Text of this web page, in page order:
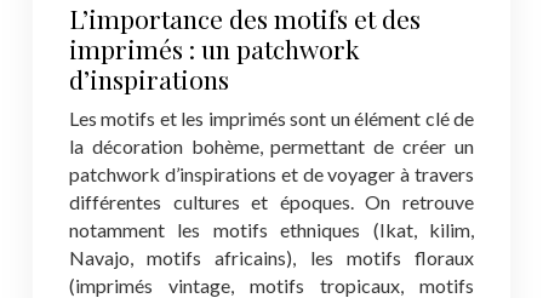
L’importance des motifs et des
imprimés : un patchwork
d’inspirations
Les motifs et les imprimés sont un élément clé de
la décoration bohème, permettant de créer un
patchwork d’inspirations et de voyager à travers
différentes cultures et époques. On retrouve
notamment les motifs ethniques (Ikat, kilim,
Navajo, motifs africains), les motifs floraux
(imprimés vintage, motifs tropicaux, motifs